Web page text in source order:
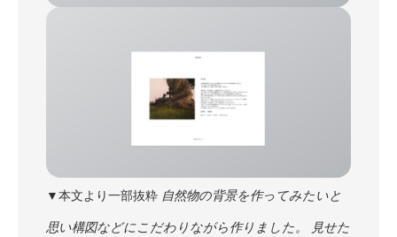
▼本文より一部抜粋 自然物の背景を作ってみたいと
思い構図などにこだわりながら作りました。 見せた